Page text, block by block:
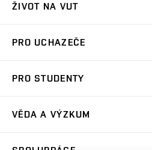
ŽIVOT NA VUT
Koleje
Sport na VUT
PRO UCHAZEČE
Dny otevřených dveří
PRO STUDENTY
Harmonogram akademického roku
Zpracování osobních údajů studentů
Sociální bezpečí
VĚDA A VÝZKUM